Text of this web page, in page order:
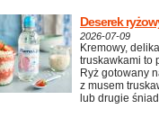
Deserek
2026-07-09
Kremowy,
truskawkami to
Ryż gotowany
z musem
lub drugie